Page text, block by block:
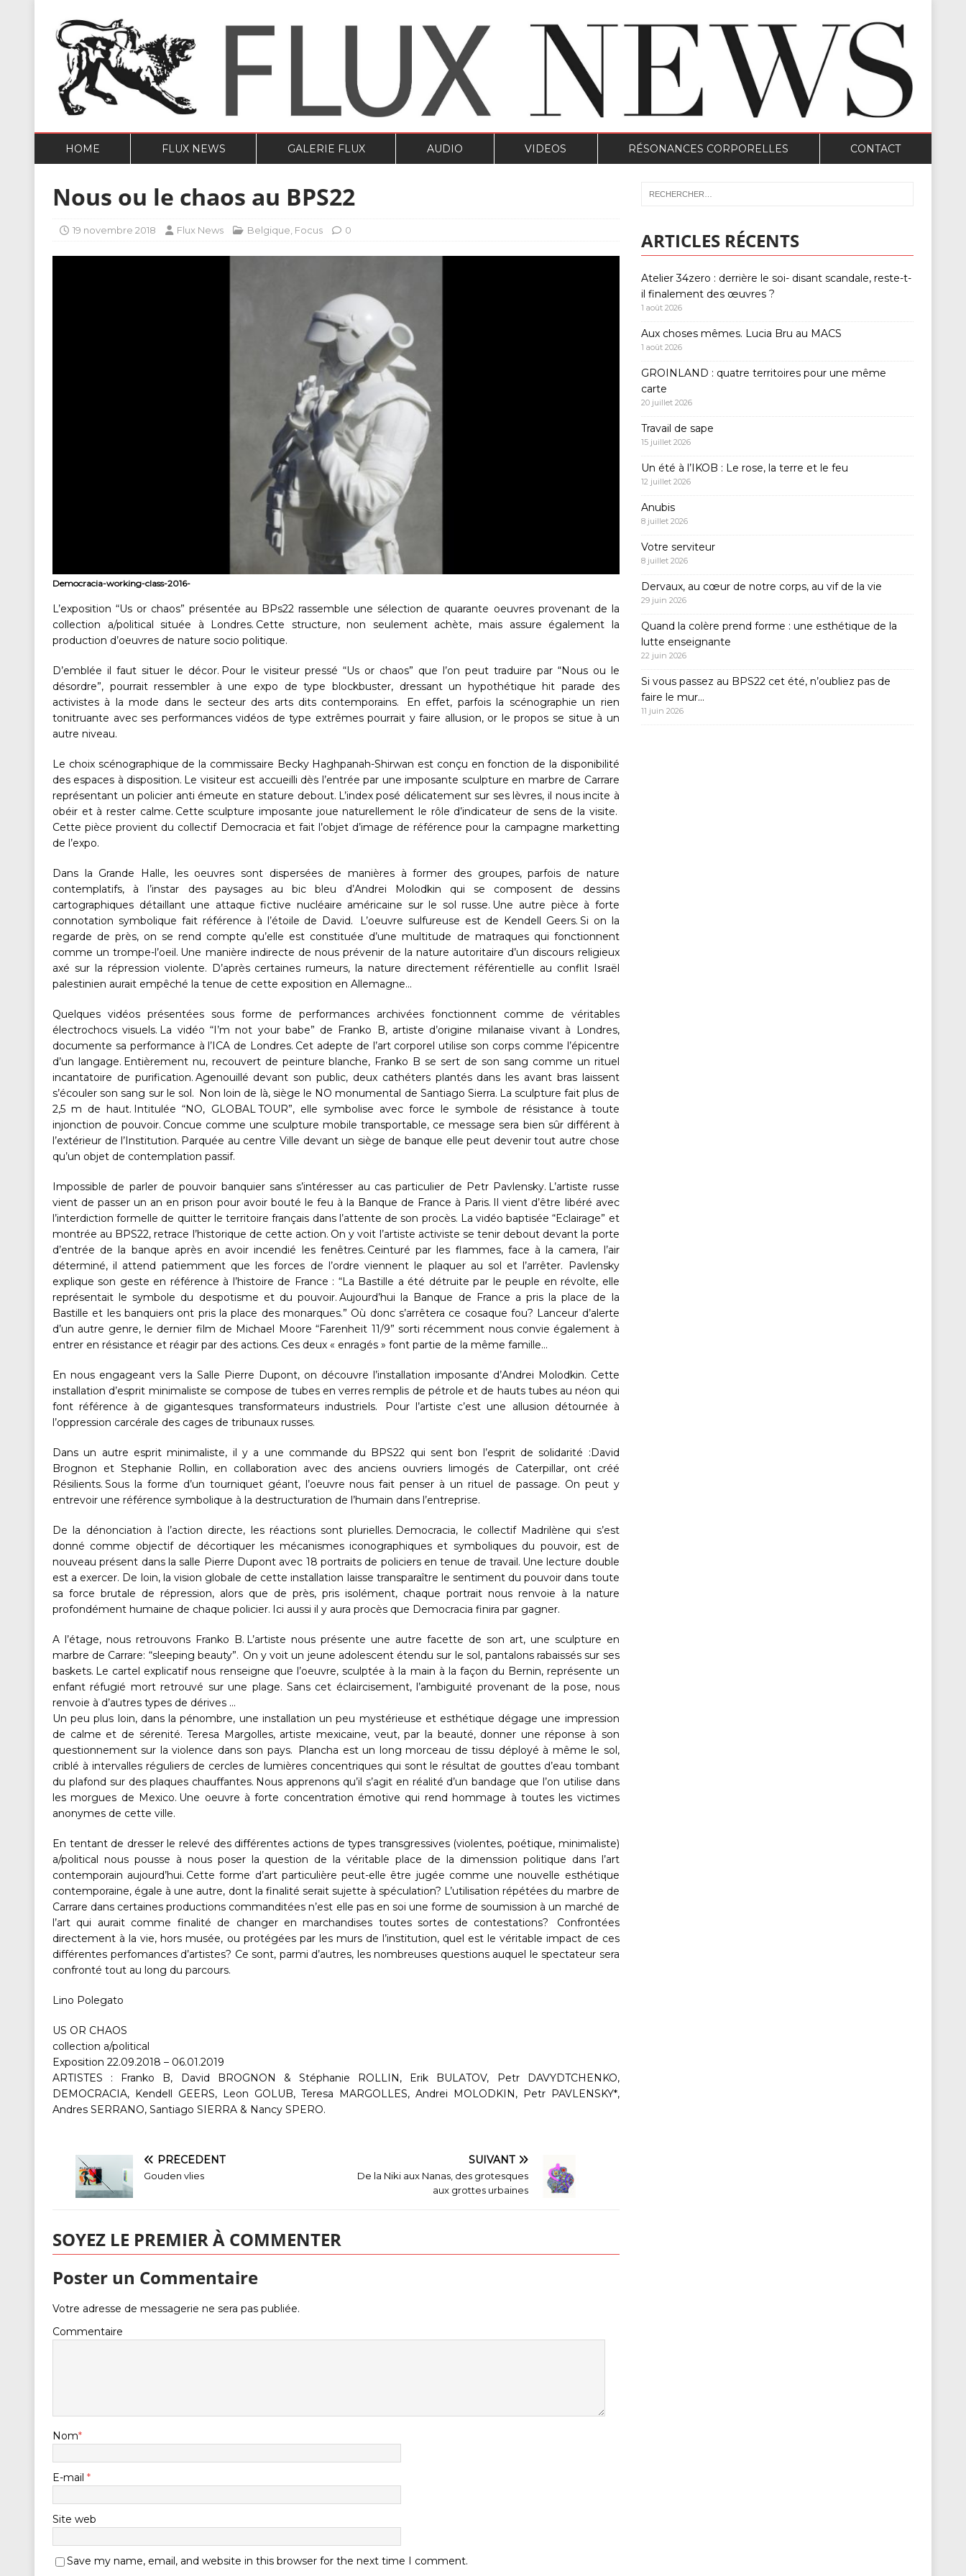
HOME FLUX NEWS GALERIE FLUX AUDIO VIDEOS RÉSONANCES CORPORELLES CONTACT
Nous ou le chaos au BPS22
19 novembre 2018 Flux News Belgique Focus 0
Democracia-working-class-2016-
L’exposition “Us or chaos” présentée au BPs22 rassemble une sélection de quarante oeuvres provenant de la
collection a/political située à Londres. Cette structure, non seulement achète, mais assure également la
production d’oeuvres de nature socio politique.
D’emblée il faut situer le décor. Pour le visiteur pressé “Us or chaos” que l’on peut traduire par “Nous ou le
désordre”, pourrait ressembler à une expo de type blockbuster, dressant un hypothétique hit parade des
activistes à la mode dans le secteur des arts dits contemporains. En effet, parfois la scénographie un rien
tonitruante avec ses performances vidéos de type extrêmes pourrait y faire allusion, or le propos se situe à un
autre niveau.
Le choix scénographique de la commissaire Becky Haghpanah-Shirwan est conçu en fonction de la disponibilité
des espaces à disposition. Le visiteur est accueilli dès l’entrée par une imposante sculpture en marbre de Carrare
représentant un policier anti émeute en stature debout. L’index posé délicatement sur ses lèvres, il nous incite à
obéir et à rester calme. Cette sculpture imposante joue naturellement le rôle d’indicateur de sens de la visite.
Cette pièce provient du collectif Democracia et fait l’objet d’image de référence pour la campagne marketting
de l’expo.
Dans la Grande Halle, les oeuvres sont dispersées de manières à former des groupes, parfois de nature
contemplatifs, à l’instar des paysages au bic bleu d’Andrei Molodkin qui se composent de dessins
cartographiques détaillant une attaque fictive nucléaire américaine sur le sol russe. Une autre pièce à forte
connotation symbolique fait référence à l’étoile de David. L’oeuvre sulfureuse est de Kendell Geers. Si on la
regarde de près, on se rend compte qu’elle est constituée d’une multitude de matraques qui fonctionnent
comme un trompe-l’oeil. Une manière indirecte de nous prévenir de la nature autoritaire d’un discours religieux
axé sur la répression violente. D’après certaines rumeurs, la nature directement référentielle au conflit Israël
palestinien aurait empêché la tenue de cette exposition en Allemagne…
Quelques vidéos présentées sous forme de performances archivées fonctionnent comme de véritables
électrochocs visuels. La vidéo “I’m not your babe” de Franko B, artiste d’origine milanaise vivant à Londres,
documente sa performance à l’ICA de Londres. Cet adepte de l’art corporel utilise son corps comme l’épicentre
d’un langage. Entièrement nu, recouvert de peinture blanche, Franko B se sert de son sang comme un rituel
incantatoire de purification. Agenouillé devant son public, deux cathéters plantés dans les avant bras laissent
s’écouler son sang sur le sol. Non loin de là, siège le NO monumental de Santiago Sierra. La sculpture fait plus de
2,5 m de haut. Intitulée “NO, GLOBAL TOUR”, elle symbolise avec force le symbole de résistance à toute
injonction de pouvoir. Concue comme une sculpture mobile transportable, ce message sera bien sûr différent à
l’extérieur de l’Institution. Parquée au centre Ville devant un siège de banque elle peut devenir tout autre chose
qu’un objet de contemplation passif.
Impossible de parler de pouvoir banquier sans s’intéresser au cas particulier de Petr Pavlensky. L’artiste russe
vient de passer un an en prison pour avoir bouté le feu à la Banque de France à Paris. Il vient d’être libéré avec
l’interdiction formelle de quitter le territoire français dans l’attente de son procès. La vidéo baptisée “Eclairage” et
montrée au BPS22, retrace l’historique de cette action. On y voit l’artiste activiste se tenir debout devant la porte
d’entrée de la banque après en avoir incendié les fenêtres. Ceinturé par les flammes, face à la camera, l’air
déterminé, il attend patiemment que les forces de l’ordre viennent le plaquer au sol et l’arrêter. Pavlensky
explique son geste en référence à l’histoire de France : “La Bastille a été détruite par le peuple en révolte, elle
représentait le symbole du despotisme et du pouvoir. Aujourd’hui la Banque de France a pris la place de la
Bastille et les banquiers ont pris la place des monarques.” Où donc s’arrêtera ce cosaque fou? Lanceur d’alerte
d’un autre genre, le dernier film de Michael Moore “Farenheit 11/9” sorti récemment nous convie également à
entrer en résistance et réagir par des actions. Ces deux « enragés » font partie de la même famille…
En nous engageant vers la Salle Pierre Dupont, on découvre l’installation imposante d’Andrei Molodkin. Cette
installation d’esprit minimaliste se compose de tubes en verres remplis de pétrole et de hauts tubes au néon qui
font référence à de gigantesques transformateurs industriels. Pour l’artiste c’est une allusion détournée à
l’oppression carcérale des cages de tribunaux russes.
Dans un autre esprit minimaliste, il y a une commande du BPS22 qui sent bon l’esprit de solidarité :David
Brognon et Stephanie Rollin, en collaboration avec des anciens ouvriers limogés de Caterpillar, ont créé
Résilients. Sous la forme d’un tourniquet géant, l’oeuvre nous fait penser à un rituel de passage. On peut y
entrevoir une référence symbolique à la destructuration de l’humain dans l’entreprise.
De la dénonciation à l’action directe, les réactions sont plurielles. Democracia, le collectif Madrilène qui s’est
donné comme objectif de décortiquer les mécanismes iconographiques et symboliques du pouvoir, est de
nouveau présent dans la salle Pierre Dupont avec 18 portraits de policiers en tenue de travail. Une lecture double
est a exercer. De loin, la vision globale de cette installation laisse transparaître le sentiment du pouvoir dans toute
sa force brutale de répression, alors que de près, pris isolément, chaque portrait nous renvoie à la nature
profondément humaine de chaque policier. Ici aussi il y aura procès que Democracia finira par gagner.
A l’étage, nous retrouvons Franko B. L’artiste nous présente une autre facette de son art, une sculpture en
marbre de Carrare: “sleeping beauty”. On y voit un jeune adolescent étendu sur le sol, pantalons rabaissés sur ses
baskets. Le cartel explicatif nous renseigne que l’oeuvre, sculptée à la main à la façon du Bernin, représente un
enfant réfugié mort retrouvé sur une plage. Sans cet éclaircisement, l’ambiguité provenant de la pose, nous
renvoie à d’autres types de dérives …
Un peu plus loin, dans la pénombre, une installation un peu mystérieuse et esthétique dégage une impression
de calme et de sérenité. Teresa Margolles, artiste mexicaine, veut, par la beauté, donner une réponse à son
questionnement sur la violence dans son pays. Plancha est un long morceau de tissu déployé à même le sol,
criblé à intervalles réguliers de cercles de lumières concentriques qui sont le résultat de gouttes d’eau tombant
du plafond sur des plaques chauffantes. Nous apprenons qu’il s’agit en réalité d’un bandage que l’on utilise dans
les morgues de Mexico. Une oeuvre à forte concentration émotive qui rend hommage à toutes les victimes
anonymes de cette ville.
En tentant de dresser le relevé des différentes actions de types transgressives (violentes, poétique, minimaliste)
a/political nous pousse à nous poser la question de la véritable place de la dimenssion politique dans l’art
contemporain aujourd’hui. Cette forme d’art particulière peut-elle être jugée comme une nouvelle esthétique
contemporaine, égale à une autre, dont la finalité serait sujette à spéculation? L’utilisation répétées du marbre de
Carrare dans certaines productions commanditées n’est elle pas en soi une forme de soumission à un marché de
l’art qui aurait comme finalité de changer en marchandises toutes sortes de contestations? Confrontées
directement à la vie, hors musée, ou protégées par les murs de l’institution, quel est le véritable impact de ces
différentes perfomances d’artistes? Ce sont, parmi d’autres, les nombreuses questions auquel le spectateur sera
confronté tout au long du parcours.
Lino Polegato
US OR CHAOS
collection a/political
Exposition 22.09.2018 – 06.01.2019
ARTISTES : Franko B, David BROGNON & Stéphanie ROLLIN, Erik BULATOV, Petr DAVYDTCHENKO,
DEMOCRACIA, Kendell GEERS, Leon GOLUB, Teresa MARGOLLES, Andrei MOLODKIN, Petr PAVLENSKY*,
Andres SERRANO, Santiago SIERRA & Nancy SPERO.
PRÉCÉDENT
Gouden vlies
SUIVANT
De la Niki aux Nanas, des grotesques
aux grottes urbaines
SOYEZ LE PREMIER À COMMENTER
Poster un Commentaire
Votre adresse de messagerie ne sera pas publiée.
Commentaire
Nom*
E-mail *
Site web
Save my name, email, and website in this browser for the next time I comment.
ARTICLES RÉCENTS
Atelier 34zero : derrière le soi- disant scandale, reste-t-
il finalement des œuvres ?
1 août 2026
Aux choses mêmes. Lucia Bru au MACS
1 août 2026
GROINLAND : quatre territoires pour une même
carte
20 juillet 2026
Travail de sape
15 juillet 2026
Un été à l’IKOB : Le rose, la terre et le feu
12 juillet 2026
Anubis
8 juillet 2026
Votre serviteur
8 juillet 2026
Dervaux, au cœur de notre corps, au vif de la vie
29 juin 2026
Quand la colère prend forme : une esthétique de la
lutte enseignante
22 juin 2026
Si vous passez au BPS22 cet été, n’oubliez pas de
faire le mur…
11 juin 2026